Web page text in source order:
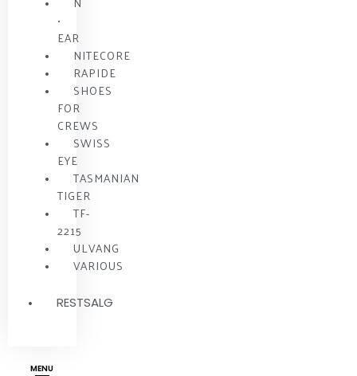
•
EAR
NITECORE
RAPIDE
SHOES
FOR
CREWS
SWISS
EYE
TASMANIAN
TIGER
TF-
2215
ULVANG
VARIOUS
RESTSALG
MENU